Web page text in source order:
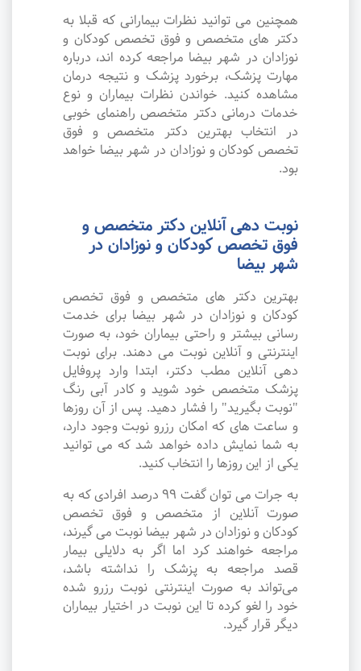
همچنین می توانید نظرات بیمارانی که قبلا به
دکتر های متخصص و فوق تخصص کودکان و
نوزادان در شهر بیضا مراجعه کرده اند، درباره
مهارت پزشک، برخورد پزشک و نتیجه درمان
مشاهده کنید. خواندن نظرات بیماران و نوع
خدمات درمانی دکتر متخصص راهنمای خوبی
در انتخاب بهترین دکتر متخصص و فوق
تخصص کودکان و نوزادان در شهر بیضا خواهد
بود.
نوبت دهی آنلاین دکتر متخصص و
فوق تخصص کودکان و نوزادان در
شهر بیضا
بهترین دکتر های متخصص و فوق تخصص
کودکان و نوزادان در شهر بیضا برای خدمت
رسانی بیشتر و راحتی بیماران خود، به صورت
اینترنتی و آنلاین نوبت می دهند. برای نوبت
دهی آنلاین مطب دکتر، ابتدا وارد پروفایل
پزشک متخصص خود شوید و کادر آبی رنگ
"نوبت بگیرید" را فشار دهید. پس از آن روزها
و ساعت های که امکان رزرو نوبت وجود دارد،
به شما نمایش داده خواهد شد که می توانید
یکی از این روزها را انتخاب کنید.
به جرات می‌ توان گفت ۹۹ درصد افرادی که به
صورت آنلاین از متخصص و فوق تخصص
کودکان و نوزادان در شهر بیضا نوبت می گیرند،
مراجعه خواهند کرد اما اگر به دلایلی بیمار
قصد مراجعه به پزشک را نداشته باشد،
می‌تواند به صورت اینترنتی نوبت رزرو شده
خود را لغو کرده تا این نوبت در اختیار بیماران
دیگر قرار گیرد.